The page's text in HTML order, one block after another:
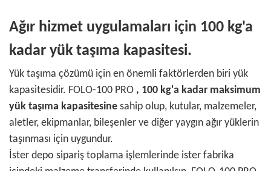
Ağır hizmet uygulamaları için 100 kg'a
kadar yük taşıma kapasitesi.
Yük taşıma çözümü için en önemli faktörlerden biri yük
kapasitesidir. FOLO-100 PRO , 100 kg'a kadar maksimum
yük taşıma kapasitesine sahip olup, kutular, malzemeler,
aletler, ekipmanlar, bileşenler ve diğer yaygın ağır yüklerin
taşınması için uygundur.
İster depo sipariş toplama işlemlerinde ister fabrika